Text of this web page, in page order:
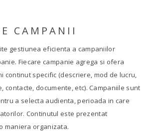
CAMPANII
gestiunea eficienta a campaniilor
Fiecare campanie agrega si ofera
continut specific (descriere, mod de lucru,
contacte, documente, etc). Campaniile sunt
a selecta audienta, perioada in care
Continutul este prezentat
maniera organizata.